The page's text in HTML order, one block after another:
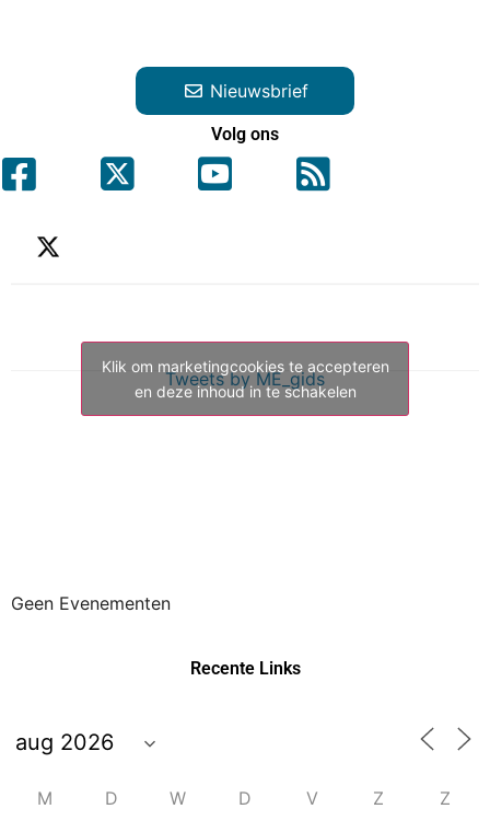
Nieuwsbrief
Volg ons
Tweets by ME_gids
Klik om marketingcookies te accepteren
en deze inhoud in te schakelen
Geen Evenementen
Recente Links
M D W D V Z Z